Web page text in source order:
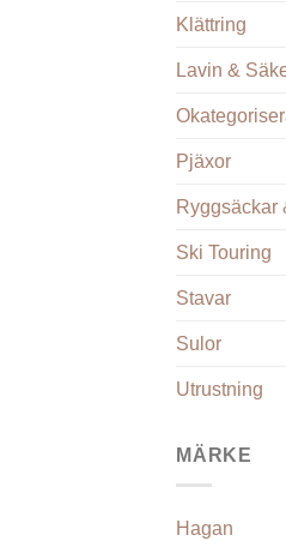
Klättring
Lavin &
Pjäxor
Ryggsäckar
Ski Touring
Stavar
Sulor
Utrustning
MÄRKE
Hagan